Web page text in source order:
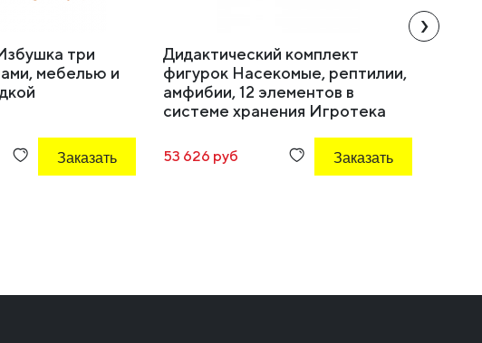
три
мебелью и
Заказать
Дидактический комплект
фигурок Насекомые, рептилии,
амфибии, 12 элементов в
системе хранения Игротека
53 626 руб Заказать
›